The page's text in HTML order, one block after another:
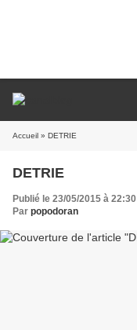
Accueil » DETRIE
DETRIE
Publié le 23/05/2015 à 22:30
Par popodoran